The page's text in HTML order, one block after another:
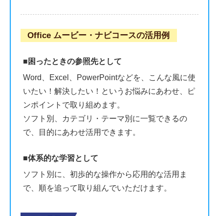
Office ムービー・ナビコースの活用例
■困ったときの参照先として
Word、Excel、PowerPointなどを、こんな風に使
いたい！解決したい！というお悩みにあわせ、ピ
ンポイントで取り組めます。
ソフト別、カテゴリ・テーマ別に一覧できるの
で、目的にあわせ活用できます。
■体系的な学習として
ソフト別に、初歩的な操作から応用的な活用ま
で、順を追って取り組んでいただけます。